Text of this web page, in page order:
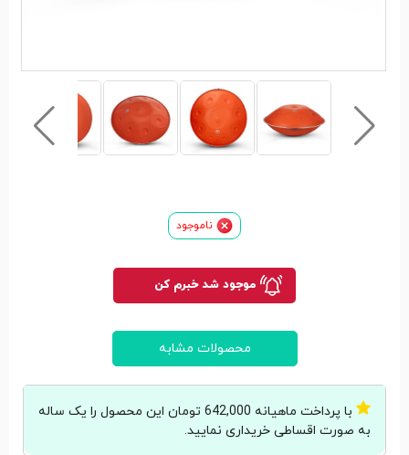
موجود شد خبرم کن
ناموجود
محصولات مشابه
با پرداخت ماهیانه 642,000 تومان این محصول را یک ساله
به صورت اقساطی خریداری نمایید.